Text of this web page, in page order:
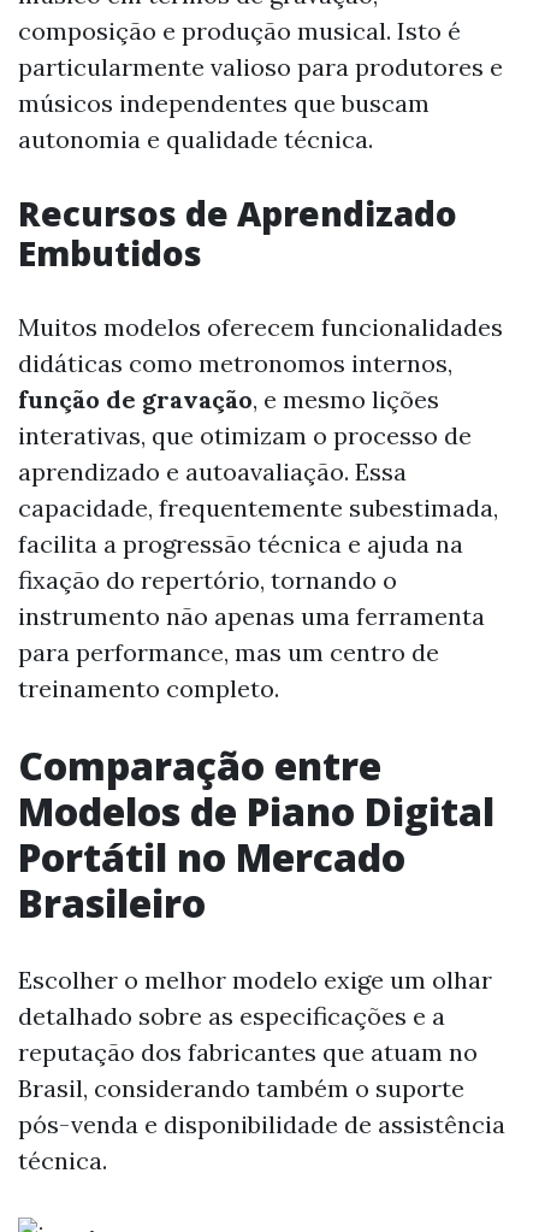
composição e produção musical. Isto é
particularmente valioso para produtores e
músicos independentes que buscam
autonomia e qualidade técnica.
Recursos de Aprendizado
Embutidos
Muitos modelos oferecem funcionalidades
didáticas como metronomos internos,
função de gravação, e mesmo lições
interativas, que otimizam o processo de
aprendizado e autoavaliação. Essa
capacidade, frequentemente subestimada,
facilita a progressão técnica e ajuda na
fixação do repertório, tornando o
instrumento não apenas uma ferramenta
para performance, mas um centro de
treinamento completo.
Comparação entre
Modelos de Piano Digital
Portátil no Mercado
Brasileiro
Escolher o melhor modelo exige um olhar
detalhado sobre as especificações e a
reputação dos fabricantes que atuam no
Brasil, considerando também o suporte
pós-venda e disponibilidade de assistência
técnica.